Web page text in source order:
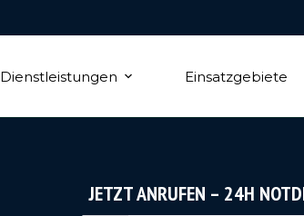
Dienstleistungen Einsatzgebiete
JETZT ANRUFEN – 24H